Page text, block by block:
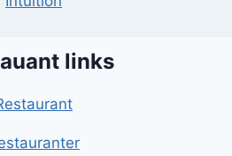
links